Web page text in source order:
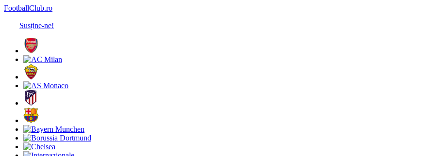
FootballClub.ro
Susține-ne!